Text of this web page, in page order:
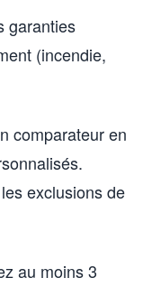
garanties
(incendie,
comparateur en
exclusions de
au moins 3